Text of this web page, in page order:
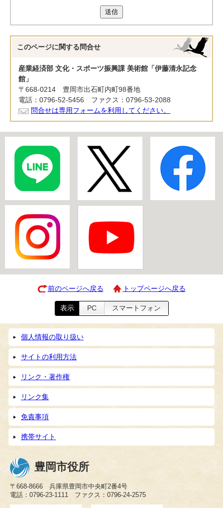
送信
このページに関する 問合せ
産業経済部 文化・スポーツ振興課 美術館「伊藤清永記念
館」
〒668-0214 豊岡市出石町内町98番地
電話：0796-52-5456 ファクス：0796-53-2088
問合せは専用フォームを利用してください。
前のページへ戻る トップページへ戻る
表示 PC スマートフォン
個人情報の取り扱い
サイトの利用方法
リンク・著作権
リンク集
免責事項
携帯サイト
豊岡市役所
〒668-8666 兵庫県豊岡市中央町2番4号
電話：0796-23-1111 ファクス：0796-24-2575